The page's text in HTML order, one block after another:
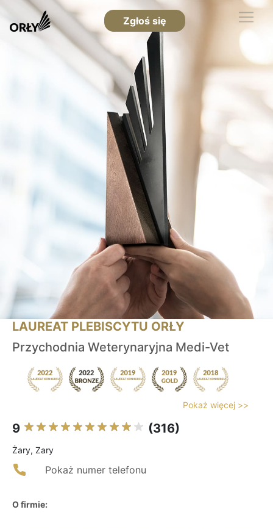
Zgłoś się
LAUREAT PLEBISCYTU ORŁY
Przychodnia Weterynaryjna Medi-Vet
Pokaż więcej >>
9 (316)
Żary, Zary
Pokaż numer telefonu
O firmie: